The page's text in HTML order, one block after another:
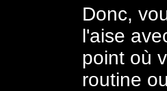
Donc,
l'aise
point où
routine